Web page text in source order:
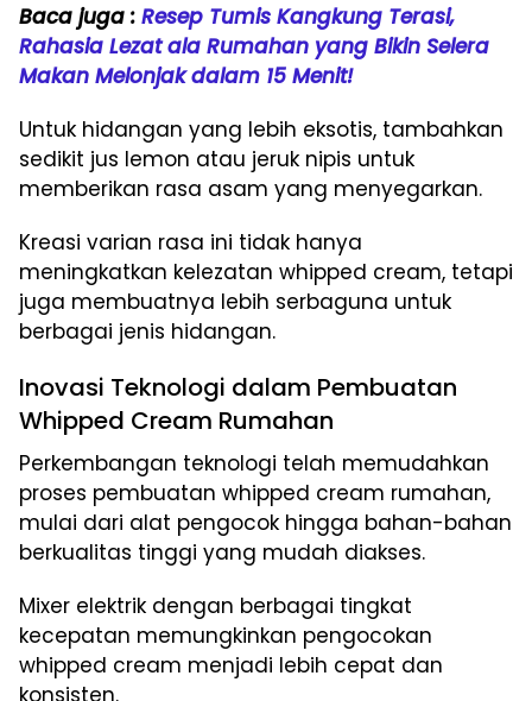
Baca juga : Resep Tumis Kangkung Terasi,
Rahasia Lezat ala Rumahan yang Bikin Selera
Makan Melonjak dalam 15 Menit!
Untuk hidangan yang lebih eksotis, tambahkan
sedikit jus lemon atau jeruk nipis untuk
memberikan rasa asam yang menyegarkan.
Kreasi varian rasa ini tidak hanya
meningkatkan kelezatan whipped cream, tetapi
juga membuatnya lebih serbaguna untuk
berbagai jenis hidangan.
Inovasi Teknologi dalam Pembuatan
Whipped Cream Rumahan
Perkembangan teknologi telah memudahkan
proses pembuatan whipped cream rumahan,
mulai dari alat pengocok hingga bahan-bahan
berkualitas tinggi yang mudah diakses.
Mixer elektrik dengan berbagai tingkat
kecepatan memungkinkan pengocokan
whipped cream menjadi lebih cepat dan
konsisten.